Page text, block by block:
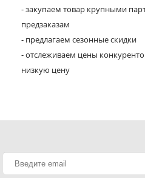
- закупаем товар крупными
предзаказам
- предлагаем сезонные скидки
- отслеживаем цены
низкую цену